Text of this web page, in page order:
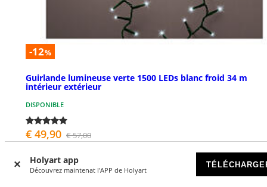
Holyart app
Découvrez maintenat l'APP de Holyart
-12%
Guirlande lumineuse verte 1500 LEDs blanc froid 34 m
intérieur extérieur
DISPONIBLE
€ 49,90 € 57,00